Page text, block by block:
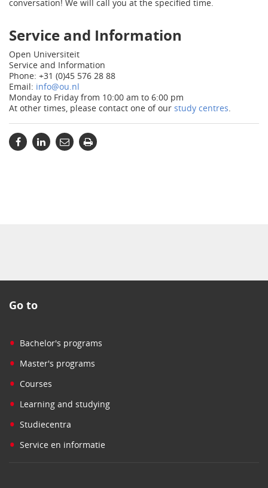
conversation! We will call you at the specified time.
Service and Information
Open Universiteit
Service and Information
Phone: +31 (0)45 576 28 88
Email: info@ou.nl
Monday to Friday from 10:00 am to 6:00 pm
At other times, please contact one of our study centres.
Go to
• Bachelor's programs
• Master's programs
• Courses
• Learning and studying
• Studiecentra
• Service en informatie